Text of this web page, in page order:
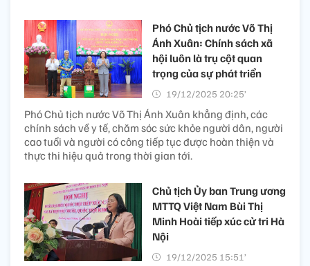
Phó Chủ tịch nước Võ Thị
Ánh Xuân: Chính sách xã
hội luôn là trụ cột quan
trọng của sự phát triển
19/12/2025 20:25’
Phó Chủ tịch nước Võ Thị Ánh Xuân khẳng định, các
chính sách về y tế, chăm sóc sức khỏe người dân, người
cao tuổi và người có công tiếp tục được hoàn thiện và
thực thi hiệu quả trong thời gian tới.
Chủ tịch Ủy ban Trung ương
MTTQ Việt Nam Bùi Thị
Minh Hoài tiếp xúc cử tri Hà
Nội
19/12/2025 15:51’